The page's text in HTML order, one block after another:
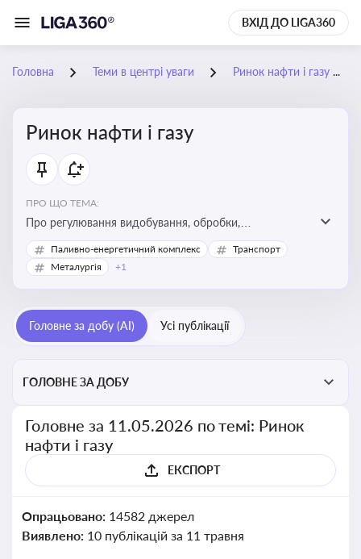
ВХІД ДО LIGA360
Головна Теми в центрі уваги Ринок нафти і газу
Ринок нафти і газу
ПРО ЩО ТЕМА:
Про регулювання видобування, обробки,
транспортування та реалізації нафти й природного
газу, що критично важливо для енергетичної безпеки,
Паливно-енергетичний комплекс
Транспорт
Металургія
+1
Головне за добу (AI) Усі публікації
ГОЛОВНЕ ЗА ДОБУ
Головне за 11.05.2026 по темі: Ринок
нафти і газу
ЕКСПОРТ
Опрацьовано: 14582 джерел
Виявлено: 10 публікацій за 11 травня